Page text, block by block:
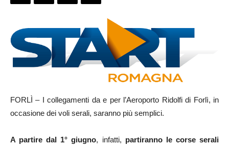
FORLÌ – I collegamenti da e per l’Aeroporto Ridolfi di Forlì, in
occasione dei voli serali, saranno più semplici.
A partire dal 1° giugno, infatti, partiranno le corse serali